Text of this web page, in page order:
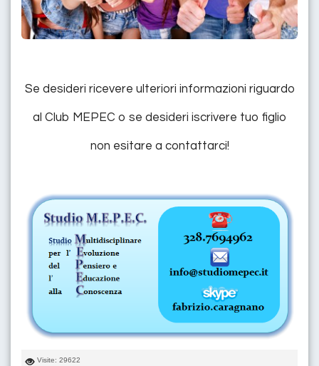
Se desideri ricevere ulteriori informazioni riguardo
al Club MEPEC o se desideri iscrivere tuo figlio
non esitare a contattarci!
Visite: 29622